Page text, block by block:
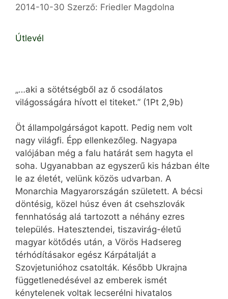
2014-10-30 Szerző: Friedler Magdolna
Útlevél
„…aki a sötétségből az ő csodálatos
világosságára hívott el titeket.” (1Pt 2,9b)
Öt állampolgárságot kapott. Pedig nem volt
nagy világfi. Épp ellenkezőleg. Nagyapa
valójában még a falu határát sem hagyta el
soha. Ugyanabban az egyszerű kis házban élte
le az életét, velünk közös udvarban. A
Monarchia Magyarországán született. A bécsi
döntésig, közel húsz éven át csehszlovák
fennhatóság alá tartozott a néhány ezres
település. Hatesztendei, tiszavirág-életű
magyar kötődés után, a Vörös Hadsereg
térhódításakor egész Kárpátalját a
Szovjetunióhoz csatolták. Később Ukrajna
függetlenedésével az emberek ismét
kénytelenek voltak lecserélni hivatalos